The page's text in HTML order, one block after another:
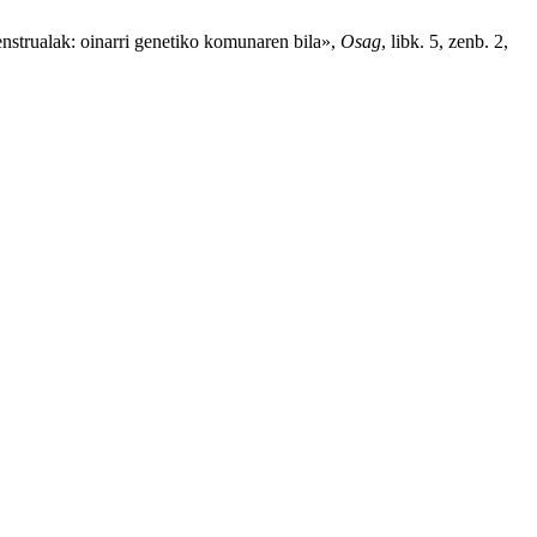
oinarri genetiko komunaren bila», Osag, libk. 5, zenb. 2,